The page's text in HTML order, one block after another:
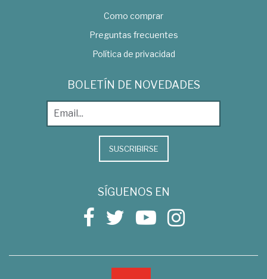
Como comprar
Preguntas frecuentes
Política de privacidad
BOLETÍN DE NOVEDADES
SUSCRIBIRSE
SÍGUENOS EN